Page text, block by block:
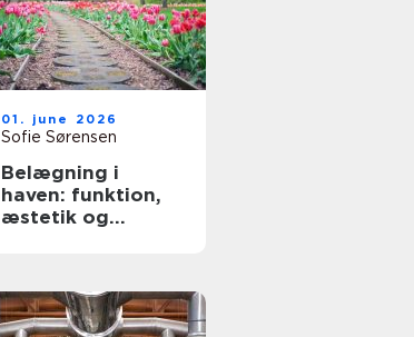
01. june 2026
Sofie Sørensen
Belægning i
haven: funktion,
æstetik og